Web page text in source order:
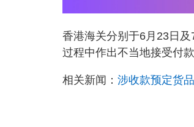
香港海关分别于6月23日
过程中作出不当地接受付
相关新闻： 涉收款预定货